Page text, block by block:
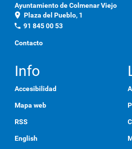
Ayuntamiento de Colmenar Viejo
location_on Plaza del Pueblo, 1
phone 91 845 00 53
Contacto
Info
Accesibilidad
Mapa web
RSS
English